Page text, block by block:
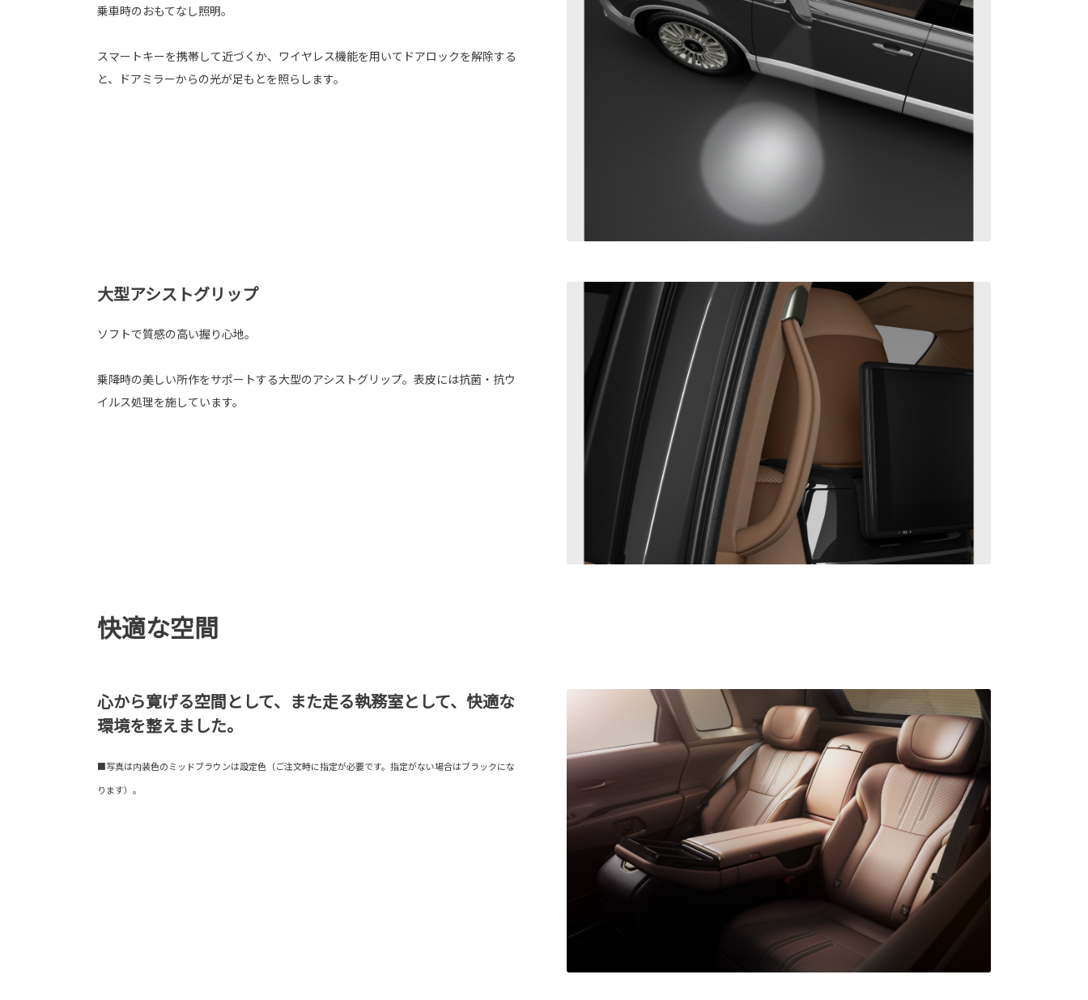
乗車時のおもてなし照明。
スマートキーを携帯して近づくか、ワイヤレス機能を用いてドアロックを解除する
と、ドアミラーからの光が足もとを照らします。
大型アシストグリップ
ソフトで質感の高い握り心地。
乗降時の美しい所作をサポートする大型のアシストグリップ。表皮には抗菌・抗ウ
イルス処理を施しています。
快適な空間
心から寛げる空間として、また走る執務室として、快適な
環境を整えました。
■写真は内装色のミッドブラウンは設定色（ご注文時に指定が必要です。指定がない場合はブラックにな
ります）。